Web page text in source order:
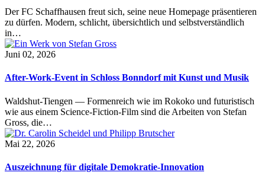
Der FC Schaffhausen freut sich, seine neue Homepage präsentieren
zu dürfen. Modern, schlicht, übersichtlich und selbstverständlich
in…
Juni 02, 2026
After-Work-Event in Schloss Bonndorf mit Kunst und Musik
Waldshut-Tiengen — Formenreich wie im Rokoko und futuristisch
wie aus einem Science-Fiction-Film sind die Arbeiten von Stefan
Gross, die…
Mai 22, 2026
Auszeichnung für digitale Demokratie-Innovation